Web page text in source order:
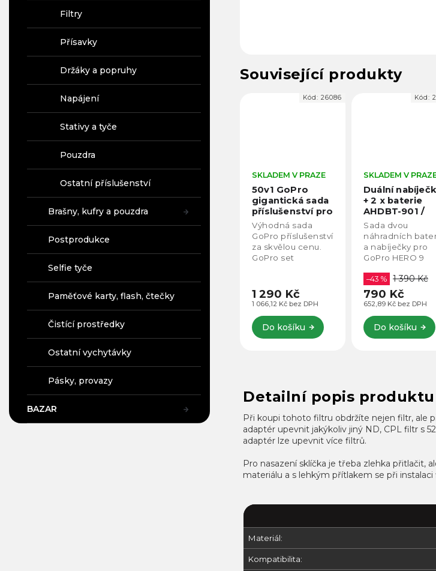
Filtry
Přísavky
Držáky a popruhy
Napájení
Stativy a tyče
Pouzdra
Ostatní příslušenství
Brašny, kufry a pouzdra
Postprodukce
Selfie tyče
Paměťové karty, flash, čtečky
Čistící prostředky
Ostatní vychytávky
Pásky, provazy
BAZAR
Související produkty
50v1 GoPro
gigantická sada
příslušenství pro
sportovní
kamery (GoPro,
SJCAM, DJI
OSMO Action,
13/12/11/10/9/8/7/6/5/4/3
SKLADEM V PRAZE
1 066,12 Kč bez DPH
1 290 Kč
Do košíku
Výhodná sada
GoPro příslušenství
za skvělou cenu.
GoPro set
jinými akčními
kamerami typu
Ideální pro GoPro
13, 12, 11, 10,...
Kód: 26086
Duální
+ 2 x baterie
AHDBT-901 /
AHDBT-10-1 do
GoPro Hero
9/10/11/12
SKLADEM V
652,89 Kč bez DPH
–43 % 1 390 Kč
790 Kč
Do košíku
Sada dvou
náhradních
a nabíječky pro
GoPro HERO 9
HERO 10, GoPro
HERO 11 a
GoPro HERO 12
vaším originálním
GoPro.
Kód:
Detailní popis produktu
Při koupi tohoto filtru obdržíte nejen filtr, ale
adaptér upevnit jakýkoliv jiný ND, CPL filtr s
adaptér lze upevnit více filtrů.
Pro nasazení sklíčka je třeba zlehka přitlačit,
materiálu a s lehkým přítlakem se při instalaci
Materiál:
Kompatibilita: